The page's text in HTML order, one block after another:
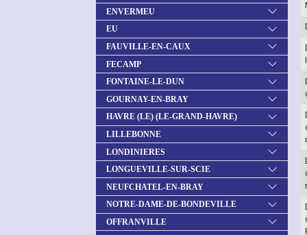
ENVERMEU
EU
FAUVILLE-EN-CAUX
FECAMP
FONTAINE-LE-DUN
GOURNAY-EN-BRAY
HAVRE (LE) (LE-GRAND-HAVRE)
LILLEBONNE
LONDINIERES
LONGUEVILLE-SUR-SCIE
NEUFCHATEL-EN-BRAY
NOTRE-DAME-DE-BONDEVILLE
OFFRANVILLE